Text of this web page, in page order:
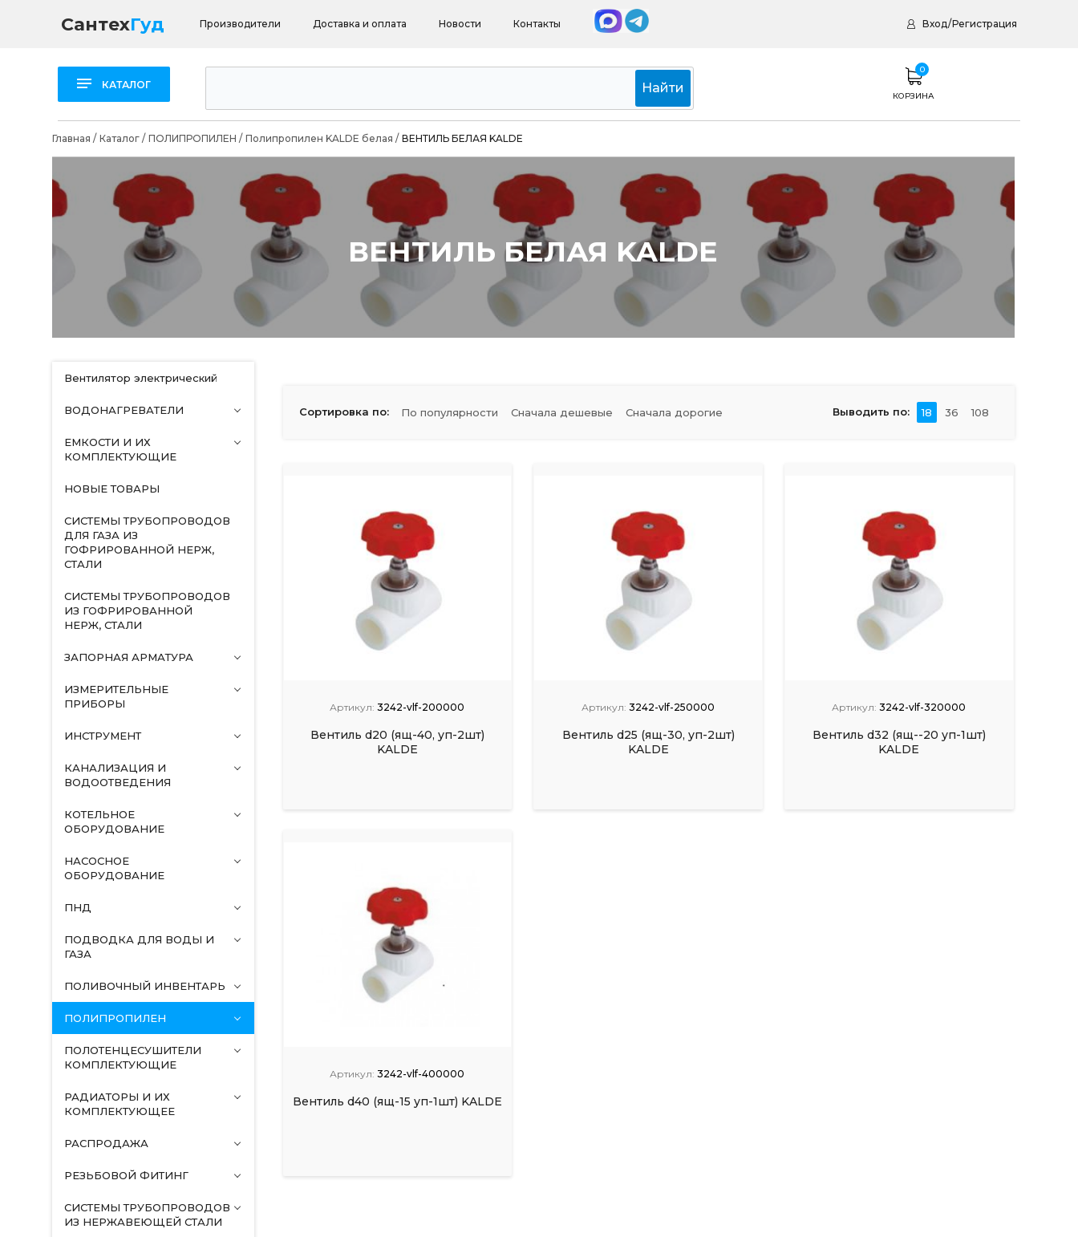
СантехГуд Производители Доставка и оплата Новости Контакты Вход/Регистрация
КАТАЛОГ Найти
0
КОРЗИНА
Главная / Каталог/ ПОЛИПРОПИЛЕН / Полипропилен KALDE белая / ВЕНТИЛЬ БЕЛАЯ KALDE
ВЕНТИЛЬ БЕЛАЯ KALDE
Вентилятор электрический
ВОДОНАГРЕВАТЕЛИ
ЕМКОСТИ И ИХ
КОМПЛЕКТУЮЩИЕ
НОВЫЕ ТОВАРЫ
СИСТЕМЫ ТРУБОПРОВОДОВ
ДЛЯ ГАЗА ИЗ
ГОФРИРОВАННОЙ НЕРЖ,
СТАЛИ
СИСТЕМЫ ТРУБОПРОВОДОВ
ИЗ ГОФРИРОВАННОЙ
НЕРЖ, СТАЛИ
ЗАПОРНАЯ АРМАТУРА
ИЗМЕРИТЕЛЬНЫЕ
ПРИБОРЫ
ИНСТРУМЕНТ
КАНАЛИЗАЦИЯ И
ВОДООТВЕДЕНИЯ
КОТЕЛЬНОЕ
ОБОРУДОВАНИЕ
НАСОСНОЕ
ОБОРУДОВАНИЕ
ПНД
ПОДВОДКА ДЛЯ ВОДЫ И
ГАЗА
ПОЛИВОЧНЫЙ ИНВЕНТАРЬ
ПОЛИПРОПИЛЕН
ПОЛОТЕНЦЕСУШИТЕЛИ
КОМПЛЕКТУЮЩИЕ
РАДИАТОРЫ И ИХ
КОМПЛЕКТУЮЩЕЕ
РАСПРОДАЖА
РЕЗЬБОВОЙ ФИТИНГ
СИСТЕМЫ ТРУБОПРОВОДОВ
ИЗ НЕРЖАВЕЮЩЕЙ СТАЛИ
Сортировка по: По популярности Сначала дешевые Сначала дорогие Выводить по: 18 36 108
Артикул: 3242-vlf-200000
Вентиль d20 (ящ-40, уп-2шт)
KALDE
Артикул: 3242-vlf-250000
Вентиль d25 (ящ-30, уп-2шт)
KALDE
Артикул: 3242-vlf-320000
Вентиль d32 (ящ--20 уп-1шт)
KALDE
Артикул: 3242-vlf-400000
Вентиль d40 (ящ-15 уп-1шт) KALDE